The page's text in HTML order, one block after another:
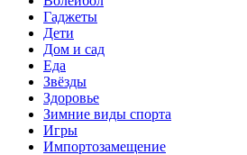
Гаджеты
Дети
Дом и сад
Еда
Звёзды
Здоровье
Зимние виды спорта
Игры
Импортозамещение